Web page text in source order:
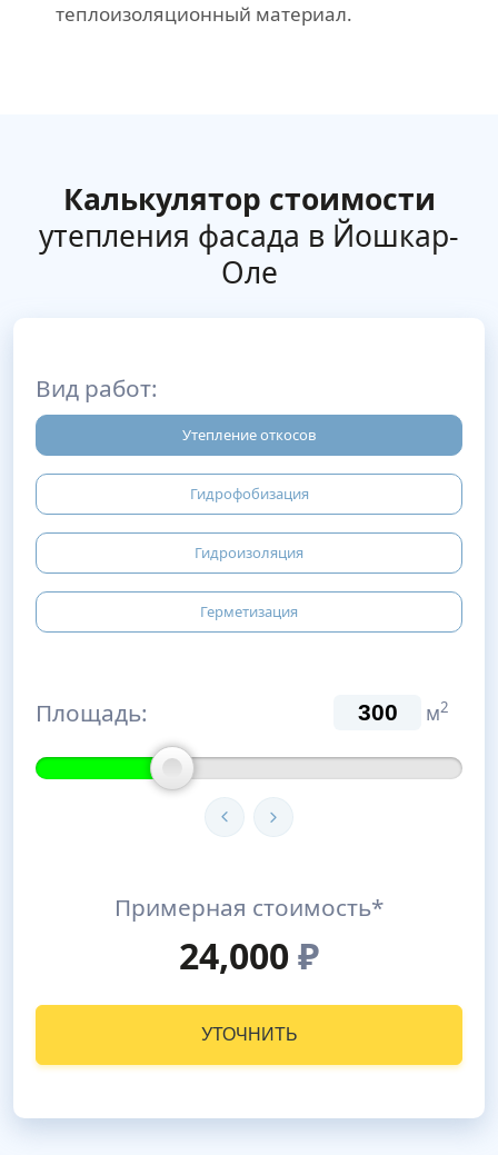
теплоизоляционный материал.
Калькулятор стоимости
утепления фасада в Йошкар-
Оле
Вид работ:
Утепление откосов
Гидрофобизация
Гидроизоляция
Герметизация
Площадь: м2
Примерная стоимость*
24,000₽
УТОЧНИТЬ